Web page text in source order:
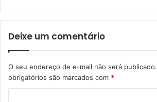
Deixe um comentário
O seu endereço de e-mail não será publicado.
obrigatórios são marcados com *